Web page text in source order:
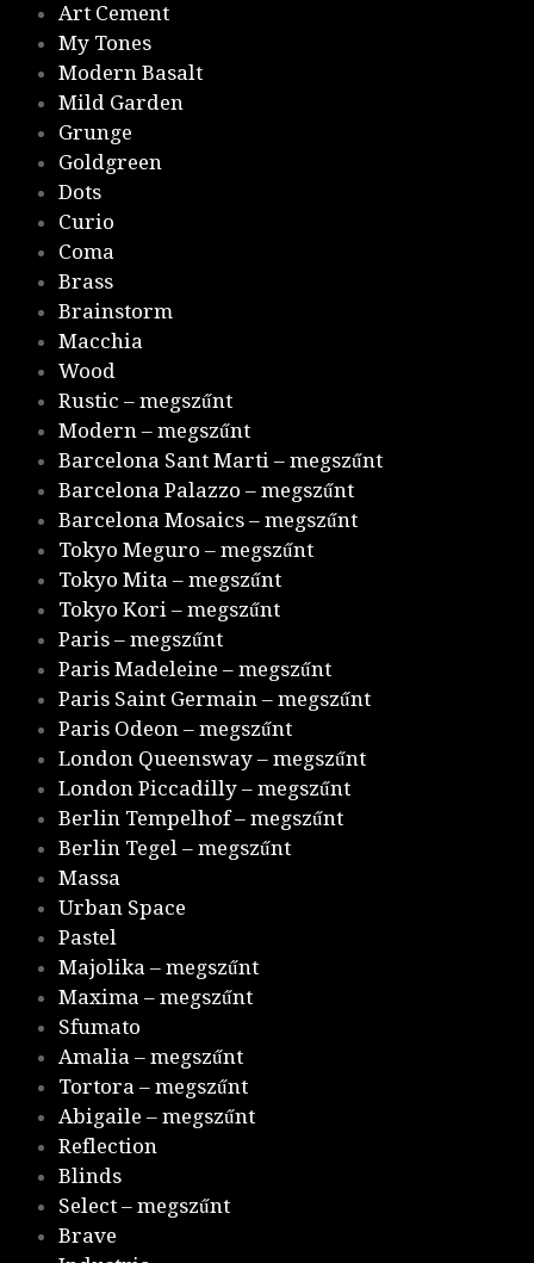
Art Cement
My Tones
Modern Basalt
Mild Garden
Grunge
Goldgreen
Dots
Curio
Coma
Brass
Brainstorm
Macchia
Wood
Rustic – megszűnt
Modern – megszűnt
Barcelona Sant Marti – megszűnt
Barcelona Palazzo – megszűnt
Barcelona Mosaics – megszűnt
Tokyo Meguro – megszűnt
Tokyo Mita – megszűnt
Tokyo Kori – megszűnt
Paris – megszűnt
Paris Madeleine – megszűnt
Paris Saint Germain – megszűnt
Paris Odeon – megszűnt
London Queensway – megszűnt
London Piccadilly – megszűnt
Berlin Tempelhof – megszűnt
Berlin Tegel – megszűnt
Massa
Urban Space
Pastel
Majolika – megszűnt
Maxima – megszűnt
Sfumato
Amalia – megszűnt
Tortora – megszűnt
Abigaile – megszűnt
Reflection
Blinds
Select – megszűnt
Brave